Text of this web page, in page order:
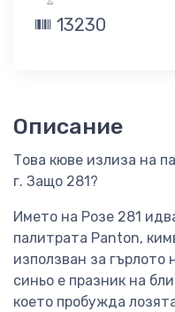
13230
Описание
Това кюве излиза на
г. Защо 281?
Името на Розе 281
палитрата Panton,
използван за
синьо е празник на
което пробужда